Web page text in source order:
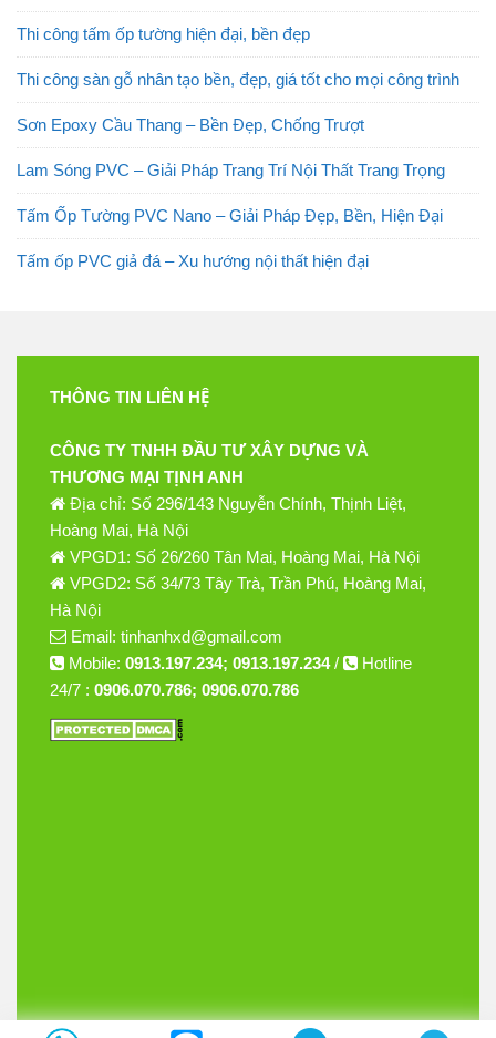
Thi công tấm ốp tường hiện đại, bền đẹp
Thi công sàn gỗ nhân tạo bền, đẹp, giá tốt cho mọi công trình
Sơn Epoxy Cầu Thang – Bền Đẹp, Chống Trượt
Lam Sóng PVC – Giải Pháp Trang Trí Nội Thất Trang Trọng
Tấm Ốp Tường PVC Nano – Giải Pháp Đẹp, Bền, Hiện Đại
Tấm ốp PVC giả đá – Xu hướng nội thất hiện đại
THÔNG TIN LIÊN HỆ
CÔNG TY TNHH ĐẦU TƯ XÂY DỰNG VÀ
THƯƠNG MẠI TỊNH ANH
Địa chỉ: Số 296/143 Nguyễn Chính, Thịnh Liệt,
Hoàng Mai, Hà Nội
VPGD1: Số 26/260 Tân Mai, Hoàng Mai, Hà Nội
VPGD2: Số 34/73 Tây Trà, Trần Phú, Hoàng Mai,
Hà Nội
Email: tinhanhxd@gmail.com
Mobile: 0913.197.234; 0913.197.234/
Hotline
24/7 : 0906.070.786; 0906.070.786